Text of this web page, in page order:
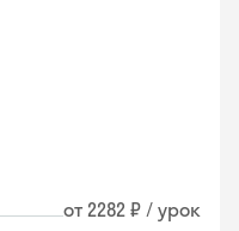
от 2282 ₽ / урок